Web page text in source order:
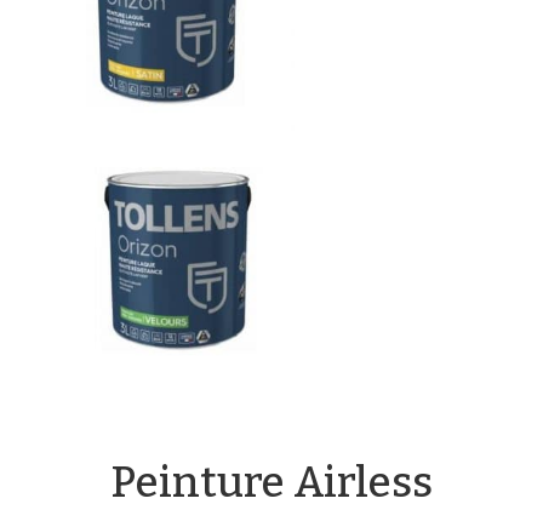
Peinture Airless